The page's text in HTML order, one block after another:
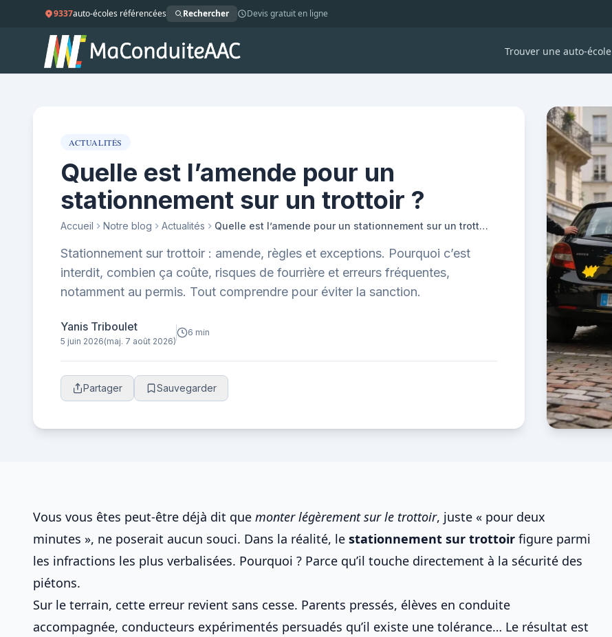
9337auto-écoles référencées Rechercher Devis gratuit en ligne
Trouver une auto-école
ACTUALITÉS
Quelle est l’amende pour un
stationnement sur un trottoir ?
Accueil Notre blog Actualités Quelle est l’amende pour un stationnement sur un trottoir ?
Stationnement sur trottoir : amende, règles et exceptions. Pourquoi c’est
interdit, combien ça coûte, risques de fourrière et erreurs fréquentes,
notamment au permis. Tout comprendre pour éviter la sanction.
Yanis Triboulet
5 juin 2026(maj. 7 août 2026)
6 min
Partager Sauvegarder
Vous vous êtes peut-être déjà dit que monter légèrement sur le trottoir, juste « pour deux
minutes », ne poserait aucun souci. Dans la réalité, le stationnement sur trottoir figure parmi
les infractions les plus verbalisées. Pourquoi ? Parce qu’il touche directement à la sécurité des
piétons.
Sur le terrain, cette erreur revient sans cesse. Parents pressés, élèves en conduite
accompagnée, conducteurs expérimentés persuadés qu’il existe une tolérance… Le résultat est